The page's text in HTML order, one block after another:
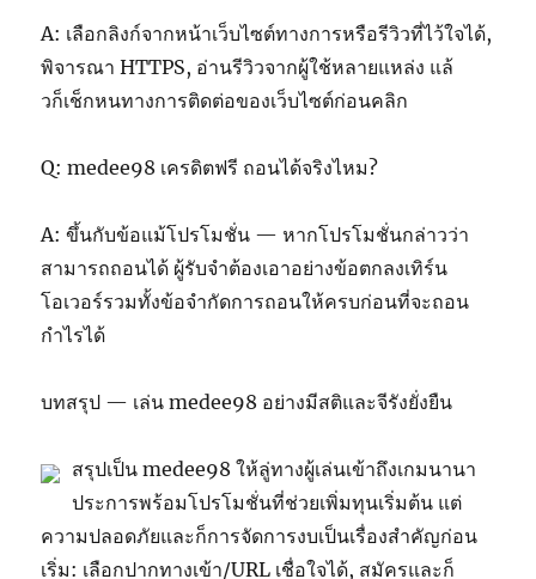
A: เลือกลิงก์จากหน้าเว็บไซต์ทางการหรือรีวิวที่ไว้ใจได้,
พิจารณา HTTPS, อ่านรีวิวจากผู้ใช้หลายแหล่ง แล้
วก็เช็กหนทางการติดต่อของเว็บไซต์ก่อนคลิก
Q: medee98 เครดิตฟรี ถอนได้จริงไหม?
A: ขึ้นกับข้อแม้โปรโมชั่น — หากโปรโมชั่นกล่าวว่า
สามารถถอนได้ ผู้รับจำต้องเอาอย่างข้อตกลงเทิร์น
โอเวอร์รวมทั้งข้อจำกัดการถอนให้ครบก่อนที่จะถอน
กำไรได้
บทสรุป — เล่น medee98 อย่างมีสติและจีรังยั่งยืน
สรุปเป็น medee98 ให้ลู่ทางผู้เล่นเข้าถึงเกมนานา
ประการพร้อมโปรโมชั่นที่ช่วยเพิ่มทุนเริ่มต้น แต่
ความปลอดภัยและก็การจัดการงบเป็นเรื่องสำคัญก่อน
เริ่ม: เลือกปากทางเข้า/URL เชื่อใจได้, สมัครและก็